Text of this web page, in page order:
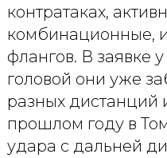
контратаках,
комбинационные,
флангов. В заявке
головой они уже
разных дистанций
прошлом году в
удара с дальней